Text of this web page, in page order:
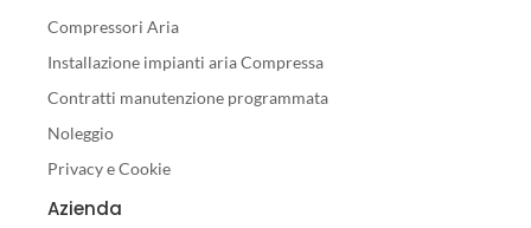
Compressori Aria
Installazione impianti aria Compressa
Contratti manutenzione programmata
Noleggio
Privacy e Cookie
Azienda